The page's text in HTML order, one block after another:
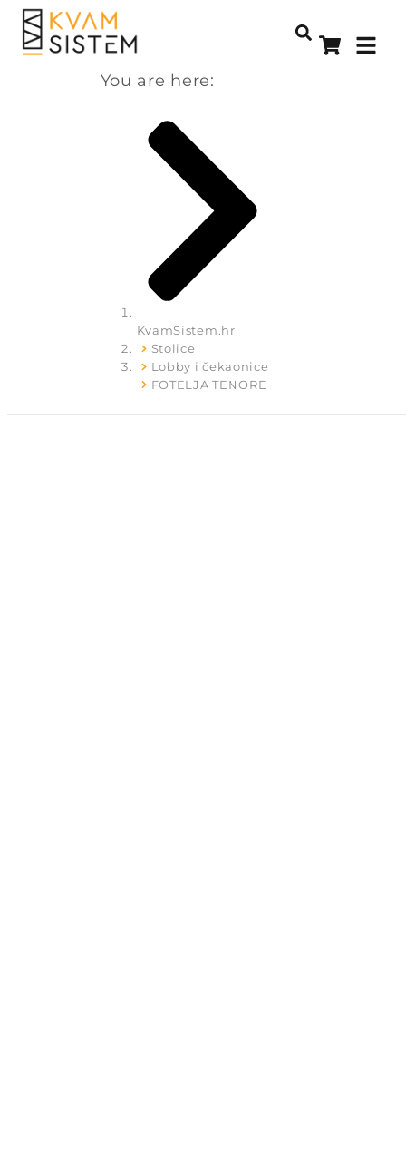
You are here:
KvamSistem.hr
Stolice
Lobby i čekaonice
FOTELJA TENORE